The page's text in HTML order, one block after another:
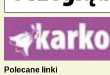
Polecane linki